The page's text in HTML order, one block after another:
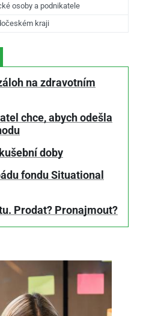
osoby a podnikatele
kraji
na zdravotním
chce, abych odešla
doby
fondu Situational
Prodat? Pronajmout?